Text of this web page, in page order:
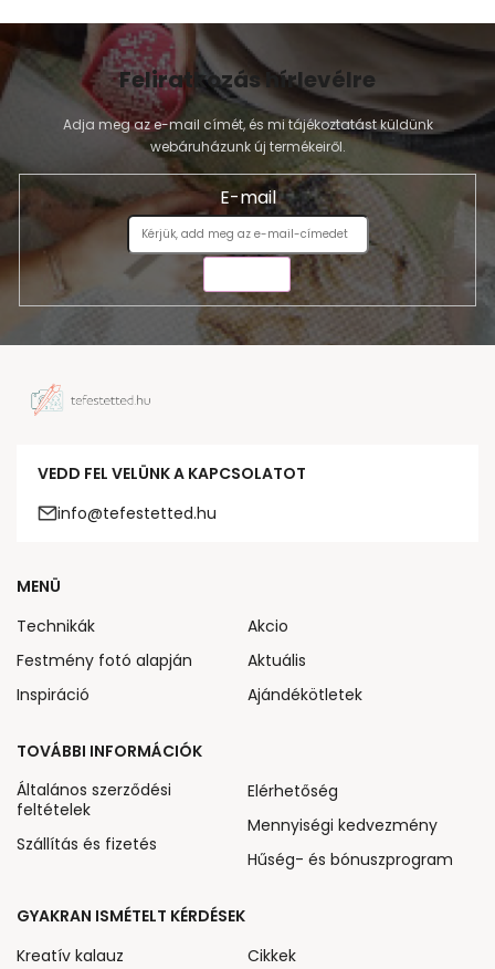
Feliratkozás hírlevélre
Adja meg az e-mail címét, és mi tájékoztatást küldünk
webáruházunk új termékeiről.
E-mail
VEDD FEL VELÜNK A KAPCSOLATOT
info@tefestetted.hu
MENÜ
Technikák
Festmény fotó alapján
Inspiráció
Akcio
Aktuális
Ajándékötletek
TOVÁBBI INFORMÁCIÓK
Általános szerződési
feltételek
Szállítás és fizetés
Elérhetőség
Mennyiségi kedvezmény
Hűség- és bónuszprogram
GYAKRAN ISMÉTELT KÉRDÉSEK
Kreatív kalauz
Cikkek